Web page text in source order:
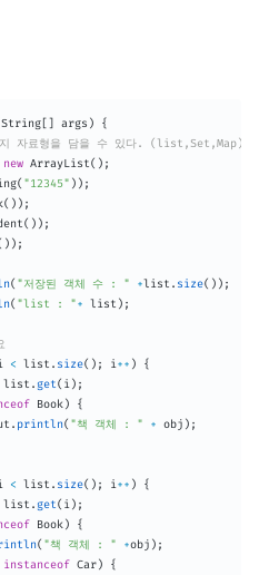
String[] args )
{
지 자료형을 담을 수 있다. (list,Set,Map)
new ArrayList( ) ;
( "12345" ) ) ;
( ) ) ;
( ) ) ;
) ) ;
( "저장된 객체 수 : " +list . size( ) ) ;
( "list : "+ list ) ;
< list . size( ) ; i++ )
{
list .get( i) ;
Book)
{
. println( "책 객체 : " + obj ) ;
< list . size( ) ; i++ )
{
list .get( i) ;
Book)
{
( "책 객체 : " +obj ) ;
instanceof Car)
{